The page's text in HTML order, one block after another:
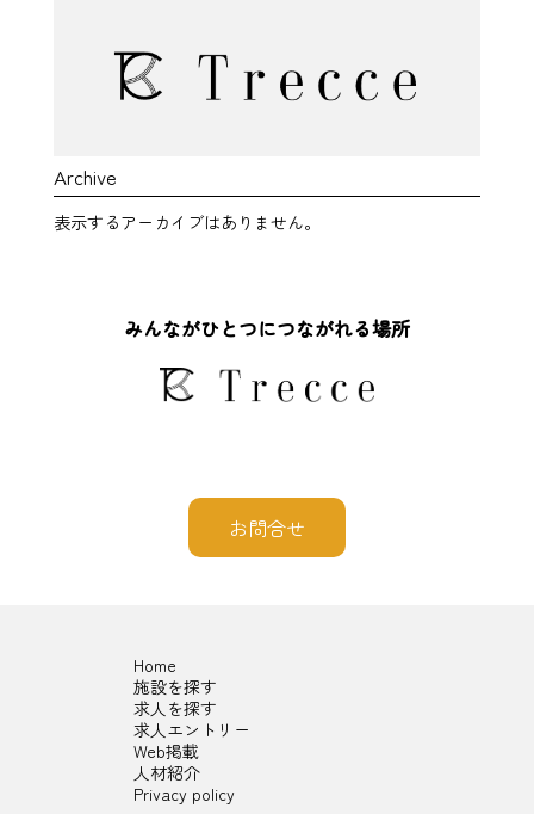
Archive
表示するアーカイブはありません。
みんながひとつにつながれる場所
お問合せ
Home
施設を探す
求人を探す
求人エントリー
Web掲載
人材紹介
Privacy policy